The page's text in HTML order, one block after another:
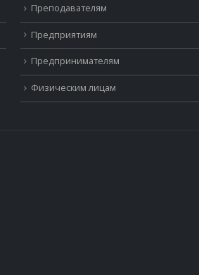
Преподавателям
Предприятиям
Предпринимателям
Физическим лицам